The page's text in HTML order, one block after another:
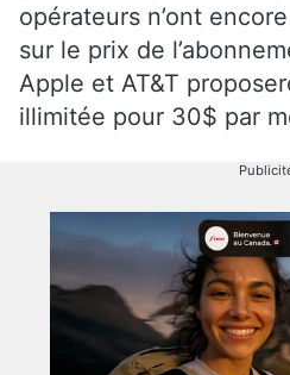
opérateurs n’ont
sur le prix de
Apple et AT&T
illimitée pour 30$ par